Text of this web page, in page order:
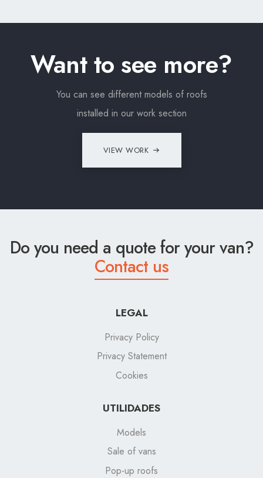
Want to see more?
You can see different models of roofs
installed in our work section
VIEW WORK
Do you need a quote for your van?
Contact us
LEGAL
Privacy Policy
Privacy Statement
Cookies
UTILIDADES
Models
Sale of vans
Pop-up roofs